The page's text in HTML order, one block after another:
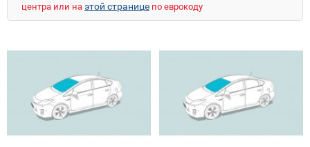
центра или на этой странице по еврокоду